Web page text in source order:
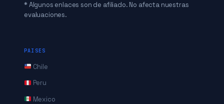
* Algunos enlaces son de afiliado. No afecta nuestras
evaluaciones.
PAISES
Chile
Peru
Mexico